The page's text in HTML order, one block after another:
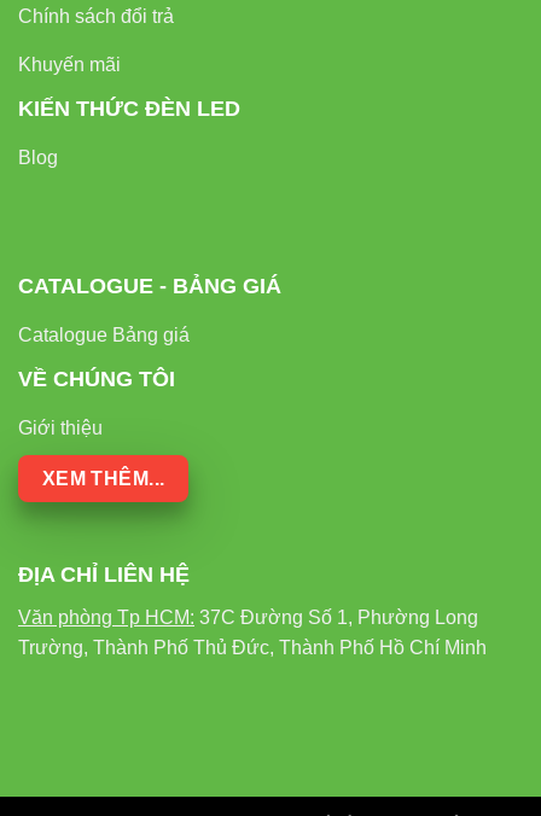
Chính sách đổi trả
Khuyến mãi
KIẾN THỨC ĐÈN LED
Blog
CATALOGUE - BẢNG GIÁ
Catalogue Bảng giá
VỀ CHÚNG TÔI
Giới thiệu
XEM THÊM...
ĐỊA CHỈ LIÊN HỆ
Văn phòng Tp HCM: 37C Đường Số 1, Phường Long
Trường, Thành Phố Thủ Đức, Thành Phố Hồ Chí Minh